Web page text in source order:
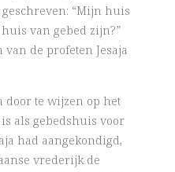
“Mijn huis
van gebed zijn?”
de profeten Jesaja
door te wijzen op het
als gebedshuis voor
had aangekondigd,
vrederijk de